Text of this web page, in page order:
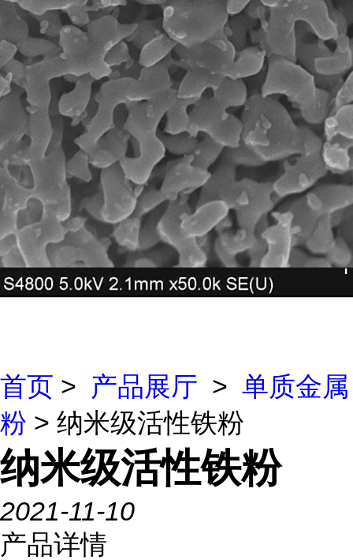
首页 > 产品展厅 > 单质金属
粉 > 纳米级活性铁粉
纳米级活性铁粉
2021-11-10
产品详情